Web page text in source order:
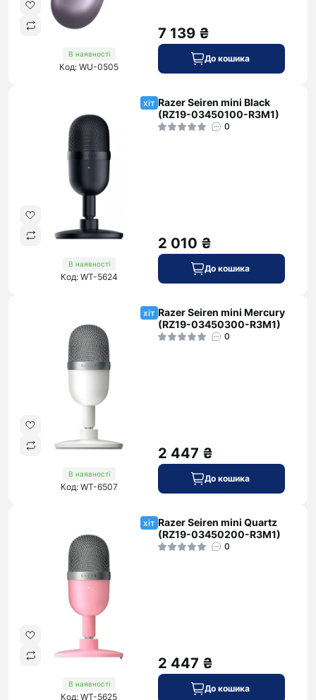
В наявності
Код: WU-0505
7 139 ₴
До кошика
хіт
В наявності
Код: WT-5624
Razer Seiren mini Black
(RZ19-03450100-R3M1)
0
2 010 ₴
До кошика
хіт
В наявності
Код: WT-6507
Razer Seiren mini Mercury
(RZ19-03450300-R3M1)
0
2 447 ₴
До кошика
хіт
В наявності
Код: WT-5625
Razer Seiren mini Quartz
(RZ19-03450200-R3M1)
0
2 447 ₴
До кошика